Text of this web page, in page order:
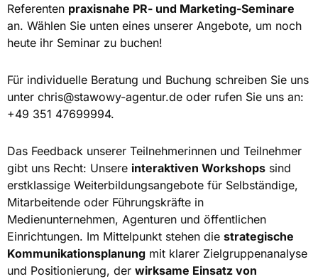
Referenten praxisnahe PR- und Marketing-Seminare
an. Wählen Sie unten eines unserer Angebote, um noch
heute ihr Seminar zu buchen!
Für individuelle Beratung und Buchung schreiben Sie uns
unter chris@stawowy-agentur.de oder rufen Sie uns an:
+49 351 47699994.
Das Feedback unserer Teilnehmerinnen und Teilnehmer
gibt uns Recht: Unsere interaktiven Workshops sind
erstklassige Weiterbildungsangebote für Selbständige,
Mitarbeitende oder Führungskräfte in
Medienunternehmen, Agenturen und öffentlichen
Einrichtungen. Im Mittelpunkt stehen die strategische
Kommunikationsplanung mit klarer Zielgruppenanalyse
und Positionierung, der wirksame Einsatz von